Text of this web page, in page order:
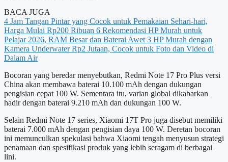
BACA JUGA
4 Jam Tangan Pintar yang Cocok untuk Pemakaian Sehari-hari,
Harga Mulai Rp200 Ribuan 6 Rekomendasi HP Murah untuk
Pelajar 2026, RAM Besar dan Baterai Awet3 HP Murah dengan
Kamera Underwater Rp2 Jutaan, Cocok untuk Foto dan Video di
Dalam Air
Bocoran yang beredar menyebutkan, Redmi Note 17 Pro Plus versi
China akan membawa baterai 10.100 mAh dengan dukungan
pengisian cepat 100 W. Sementara itu, varian global dikabarkan
hadir dengan baterai 9.210 mAh dan dukungan 100 W.
Selain Redmi Note 17 series, Xiaomi 17T Pro juga disebut memiliki
baterai 7.000 mAh dengan pengisian daya 100 W. Deretan bocoran
ini memunculkan spekulasi bahwa Xiaomi tengah menyusun strategi
penamaan dan spesifikasi produk yang lebih seragam di berbagai
lini.